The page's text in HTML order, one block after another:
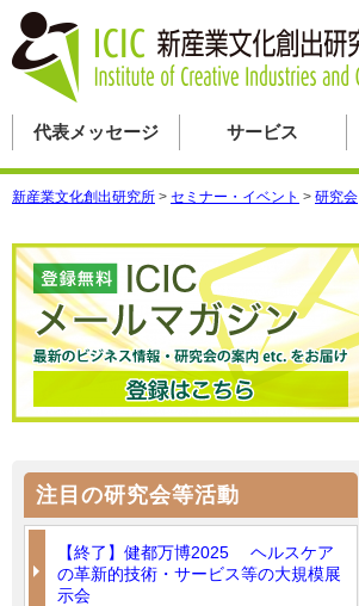
代表メッセージ サービス
新産業文化創出研究所 > セミナー・イベント > 研究会
注目の研究会等活動
【終了】健都万博2025 ヘルスケア
の革新的技術・サービス等の大規模展
示会